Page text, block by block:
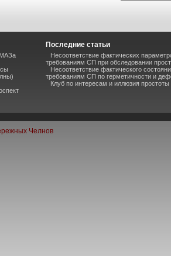
Последние статьи
Несоответствие фактических
требованиям СП при обследовании
Несоответствие фактического
требованиям СП по герметичности и
Клуб по интересам и иллюзия простоты
Челнов